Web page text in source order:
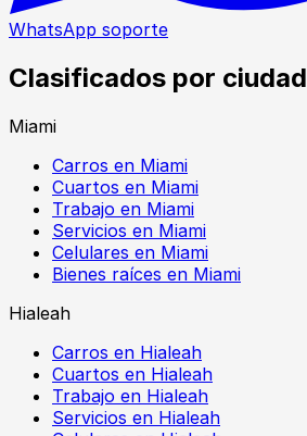
WhatsApp soporte
Clasificados por ciudad
Miami
Carros en Miami
Cuartos en Miami
Trabajo en Miami
Servicios en Miami
Celulares en Miami
Bienes raíces en Miami
Hialeah
Carros en Hialeah
Cuartos en Hialeah
Trabajo en Hialeah
Servicios en Hialeah